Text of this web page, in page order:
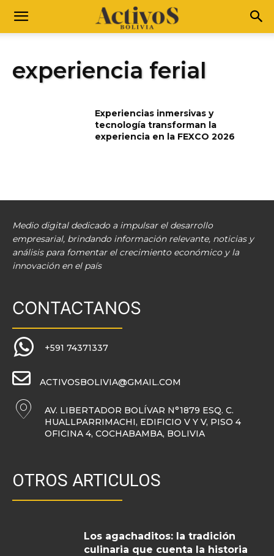
experiencia ferial
Experiencias inmersivas y
tecnología transforman la
experiencia en la FEXCO 2026
Medio digital dedicado a impulsar el desarrollo
empresarial, brindando información relevante, noticias y
análisis para fomentar el crecimiento económico y la
innovación en el país
CONTACTANOS
+591 74371337
ACTIVOSBOLIVIA@GMAIL.COM
AV. LIBERTADOR BOLÍVAR N°1879 ESQ. C.
HUALLPARRIMACHI, EDIFICIO V Y V, PISO 4
OFICINA 4, COCHABAMBA, BOLIVIA
OTROS ARTICULOS
Los agachaditos: la tradición
culinaria que cuenta la historia